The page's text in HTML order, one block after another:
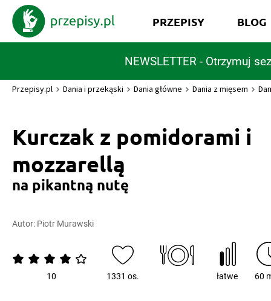
NEWSLETTER - Otrzymuj
PRZEPISY BLOG
Przepisy.pl Dania i przekąski Dania główne Dania z mięsem
Kurczak z pomidorami i
mozzarellą
na pikantną nutę
Autor: Piotr Murawski
10 1331 os. łatwe 60